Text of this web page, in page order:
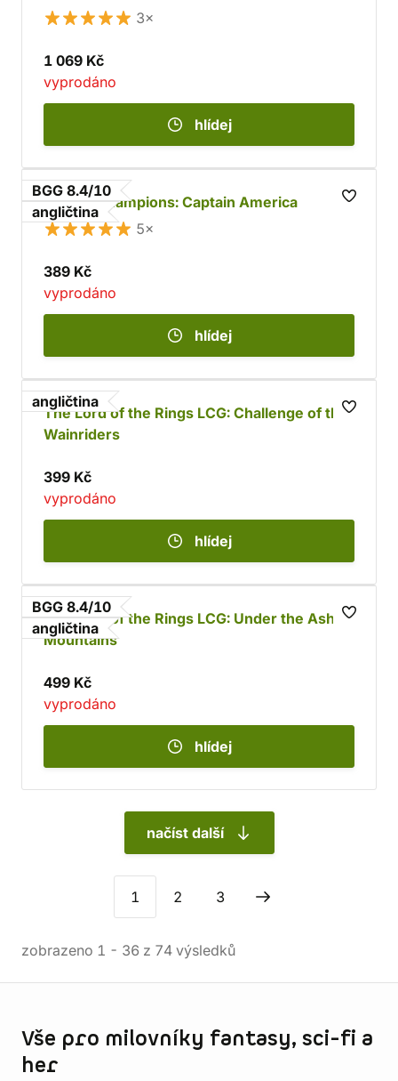
3×
1 069 Kč
vyprodáno
hlídej
BGG 8.4/10
angličtina
Marvel Champions: Captain America
5×
389 Kč
vyprodáno
hlídej
angličtina
The Lord of the Rings LCG: Challenge of the
Wainriders
399 Kč
vyprodáno
hlídej
BGG 8.4/10
angličtina
The Lord of the Rings LCG: Under the Ash
Mountains
499 Kč
vyprodáno
hlídej
načíst další
1 2 3
zobrazeno 1 - 36 z 74 výsledků
Vše pro milovníky fantasy, sci-fi a
her